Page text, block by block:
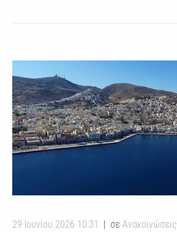
29 Ιουνίου 2026 10:31 σε Ανακοινώσεις